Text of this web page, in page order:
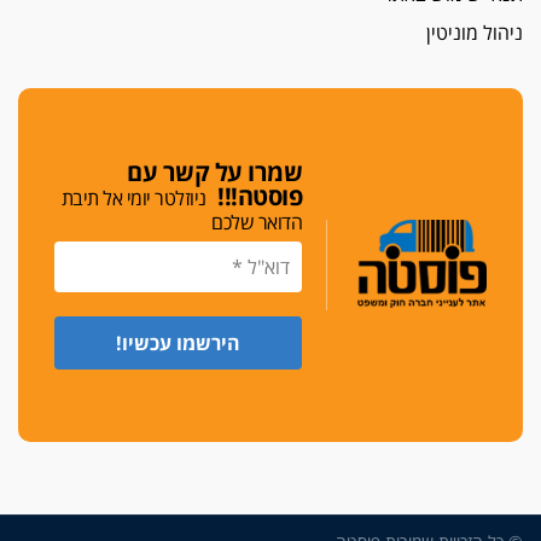
כפר מנדא: עורך דין נעצר בחשד להחזקת שני אקדח
בימ"ש מחוזי: החלטת עמית בכר לדחות מינוי מנכ"ל
חדש ללשכה אינה סבירה
משפחה ופוליטיקה
עו"ד גלעד מנשה ויאיר בכורו חגגו בר מצווה, שרי
ניהול מוניטין
שמרו על קשר עם
פוסטה!!! ניוזלטר יומי אל תיבת
הדואר שלכם